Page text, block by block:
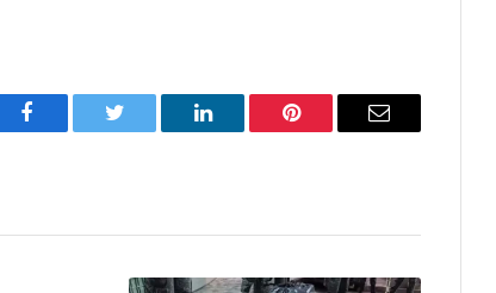
Facebook Twitter LinkedIn Pinterest Email